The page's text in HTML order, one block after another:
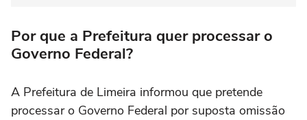
Por que a Prefeitura quer processar o
Governo Federal?
A Prefeitura de Limeira informou que pretende
processar o Governo Federal por suposta omissão